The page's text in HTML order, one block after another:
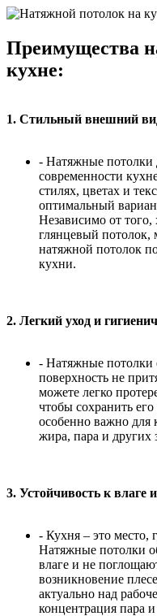
Преимущества
кухне:
1. Стильный внешний
- Натяжные потолки
современности
стилях, цветах и
оптимальный
Независимо от
глянцевый
натяжной потолок
кухни.
2. Легкий уход и
- Натяжные потолки
поверхность не
можете легко
чтобы сохранить
особенно важно для
жира, пара и других
3. Устойчивость к влаге
- Кухня – это место,
Натяжные потолки
влаге и не
возникновение
актуально над
концентрация пара